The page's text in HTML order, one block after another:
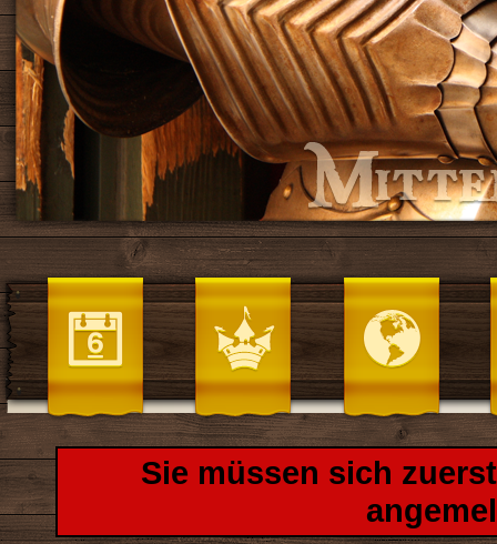
Sie müssen sich